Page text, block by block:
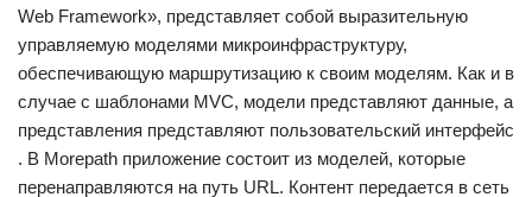
Web Framework», представляет собой выразительную
управляемую моделями микроинфраструктуру,
обеспечивающую маршрутизацию к своим моделям. Как и в
случае с шаблонами MVC, модели представляют данные, а
представления представляют пользовательский интерфейс
. В Morepath приложение состоит из моделей, которые
перенаправляются на путь URL. Контент передается в сеть